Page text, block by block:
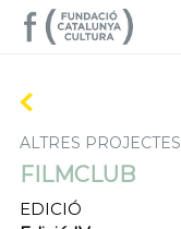
ALTRES PROJECTES
FILMCLUB
EDICIÓ